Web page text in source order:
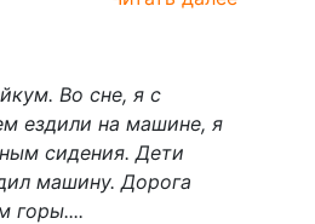
Во сне, я с
ездили на машине, я
сидения. Дети
машину. Дорога
горы....